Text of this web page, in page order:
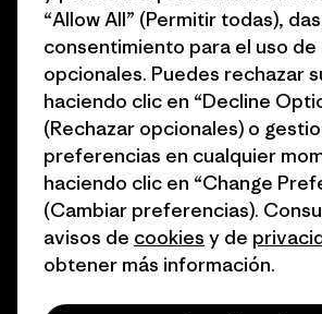
Cómo financiamos
Tarjetas regalo
Encuentra una tienda
del sector
Programa
Mapa del
España
© 2026 Patagonia, Inc. Todos los derechos
“Allow All” (Permitir todas),
consentimiento para el uso
opcionales. Puedes rechazar
haciendo clic en “Decline
(Rechazar opcionales) o
preferencias en cualquier
haciendo clic en “Change
(Cambiar preferencias).
avisos de cookies y de
obtener más información.